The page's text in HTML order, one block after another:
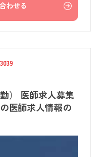
わせる
） 医師求人募集
医師求人情報の